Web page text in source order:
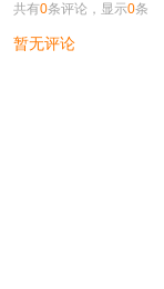
共有0条评论，显示0条
暂无评论